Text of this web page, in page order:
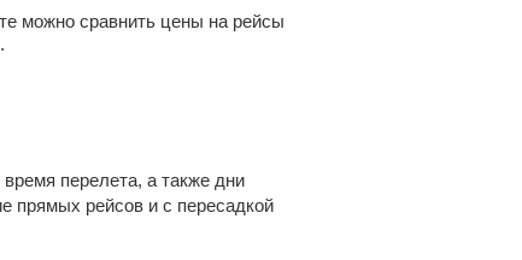
можно сравнить цены на рейсы
перелета, а также дни
прямых рейсов и с пересадкой